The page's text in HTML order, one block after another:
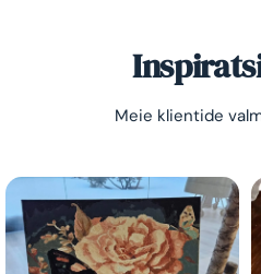
Meie klientide
Säästa